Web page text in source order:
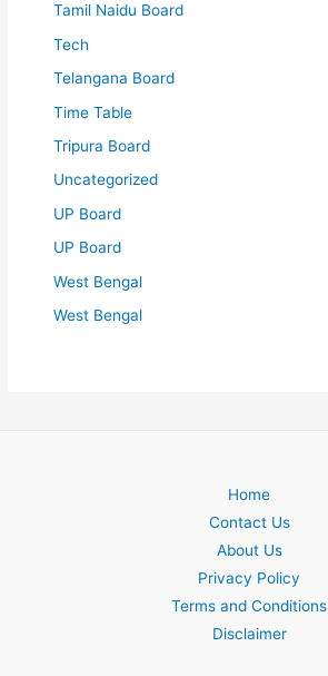
Tamil Naidu Board
Tech
Telangana Board
Time Table
Tripura Board
Uncategorized
UP Board
UP Board
West Bengal
West Bengal
Home
Contact Us
About Us
Privacy Policy
Terms and Conditions
Disclaimer